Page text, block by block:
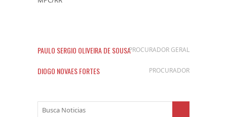
PAULO SERGIO OLIVEIRA DE SOUSAPROCURADOR GERAL
DIOGO NOVAES FORTES PROCURADOR